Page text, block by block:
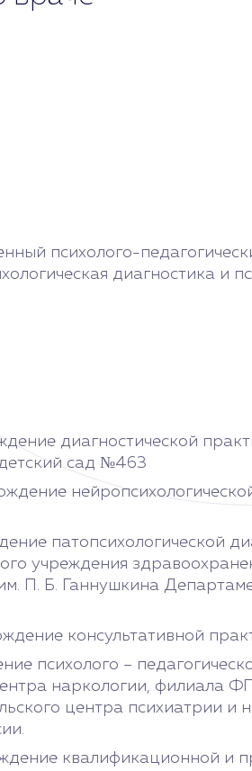
психолого-
диагностика и
диагностической
сад №463
патопсихологической
учреждения
П. Б. Ганнушкина
консультативной
психолого –
наркологии, филиала
центра психиатрии и
квалификационной и